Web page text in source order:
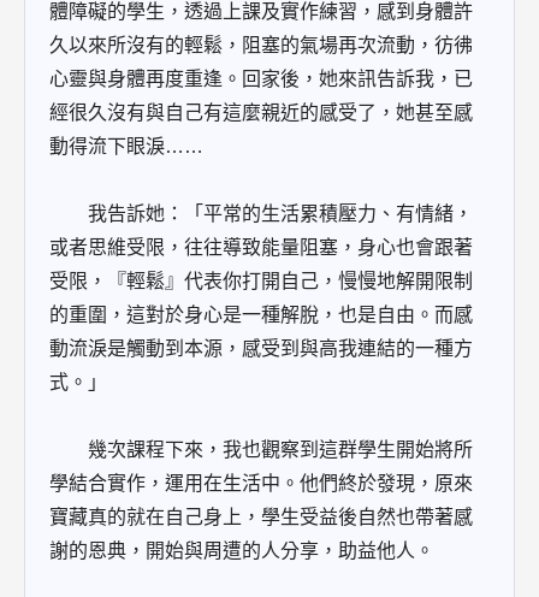
體障礙的學生，透過上課及實作練習，感到身體許
久以來所沒有的輕鬆，阻塞的氣場再次流動，彷彿
心靈與身體再度重逢。回家後，她來訊告訴我，已
經很久沒有與自己有這麼親近的感受了，她甚至感
動得流下眼淚……
我告訴她：「平常的生活累積壓力、有情緒，
或者思維受限，往往導致能量阻塞，身心也會跟著
受限，『輕鬆』代表你打開自己，慢慢地解開限制
的重圍，這對於身心是一種解脫，也是自由。而感
動流淚是觸動到本源，感受到與高我連結的一種方
式。」
幾次課程下來，我也觀察到這群學生開始將所
學結合實作，運用在生活中。他們終於發現，原來
寶藏真的就在自己身上，學生受益後自然也帶著感
謝的恩典，開始與周遭的人分享，助益他人。